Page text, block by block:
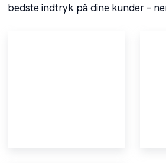
bedste indtryk på dine kunder –